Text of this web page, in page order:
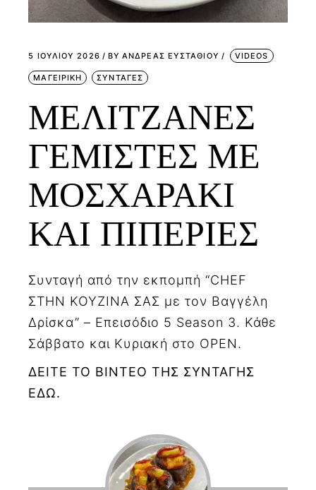
5 ΙΟΥΛΊΟΥ 2026 BY ΑΝΔΡΕΑΣ ΕΥΣΤΑΘΙΟΥ VIDEOS
ΜΑΓΕΙΡΙΚΗ ΣΥΝΤΑΓΕΣ
ΜΕΛΙΤΖΑΝΕΣ
ΓΕΜΙΣΤΕΣ ΜΕ
ΜΟΣΧΑΡΑΚΙ
ΚΑΙ ΠΙΠΕΡΙΕΣ
Συνταγή από την εκπομπή “CHEF
ΣΤΗΝ ΚΟΥΖΙΝΑ ΣΑΣ με τον Βαγγέλη
Δρίσκα” – Επεισόδιο 5 Season 3. Κάθε
Σάββατο και Κυριακή στο OPEN.
ΔΕΙΤΕ ΤΟ ΒΙΝΤΕΟ ΤΗΣ ΣΥΝΤΑΓΗΣ
ΕΔΩ.